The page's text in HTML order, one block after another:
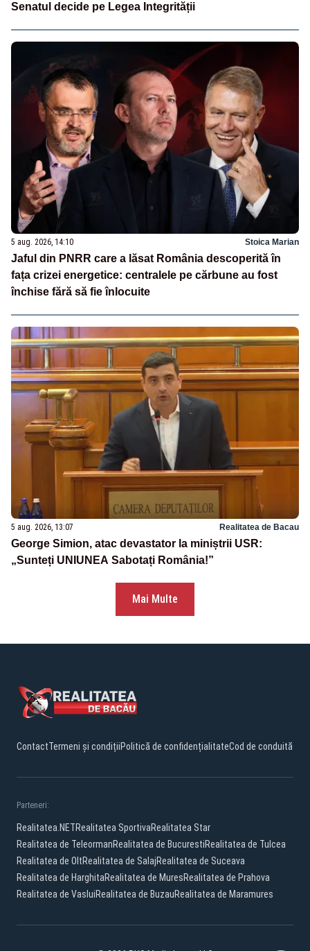
Senatul decide pe Legea Integrității
5 aug. 2026, 14:10 Stoica Marian
Jaful din PNRR care a lăsat România descoperită în
fața crizei energetice: centralele pe cărbune au fost
închise fără să fie înlocuite
5 aug. 2026, 13:07 Realitatea de Bacau
George Simion, atac devastator la miniștrii USR:
„Sunteți UNIUNEA Sabotați România!”
Mai Multe
ContactTermeni și condițiiPolitică de confidențialitateCod de conduită
Parteneri:
Realitatea.NETRealitatea SportivaRealitatea Star
Realitatea de TeleormanRealitatea de BucurestiRealitatea de Tulcea
Realitatea de OltRealitatea de SalajRealitatea de Suceava
Realitatea de HarghitaRealitatea de MuresRealitatea de Prahova
Realitatea de VasluiRealitatea de BuzauRealitatea de Maramures